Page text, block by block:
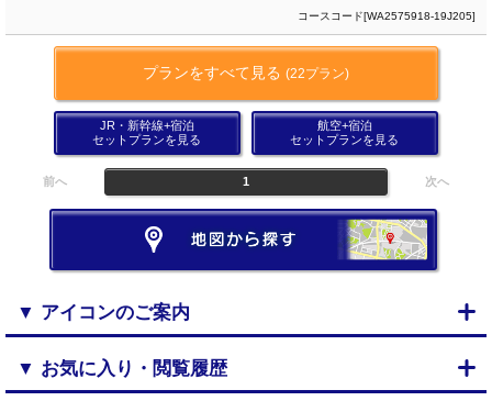
コースコード[WA2575918-19J205]
プランをすべて見る (22プラン)
JR・新幹線+宿泊
セットプランを見る
航空+宿泊
セットプランを見る
前へ 1 次へ
▼ アイコンのご案内
▼ お気に入り・閲覧履歴